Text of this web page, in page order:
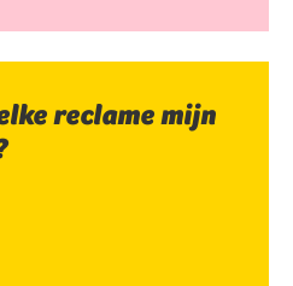
reclame mijn